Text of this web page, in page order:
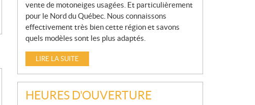
vente de motoneiges usagées. Et particulièrement
pour le Nord du Québec. Nous connaissons
effectivement très bien cette région et savons
quels modèles sont les plus adaptés.
LIRE LA SUITE
HEURES D'OUVERTURE